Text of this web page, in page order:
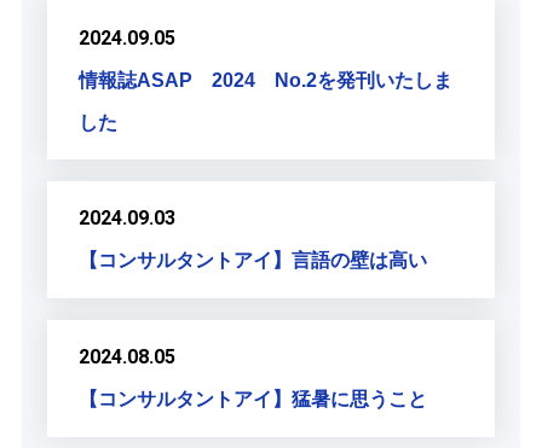
2024.09.05
情報誌ASAP 2024 No.2を発刊いたしま
した
2024.09.03
【コンサルタントアイ】言語の壁は高い
2024.08.05
【コンサルタントアイ】猛暑に思うこと